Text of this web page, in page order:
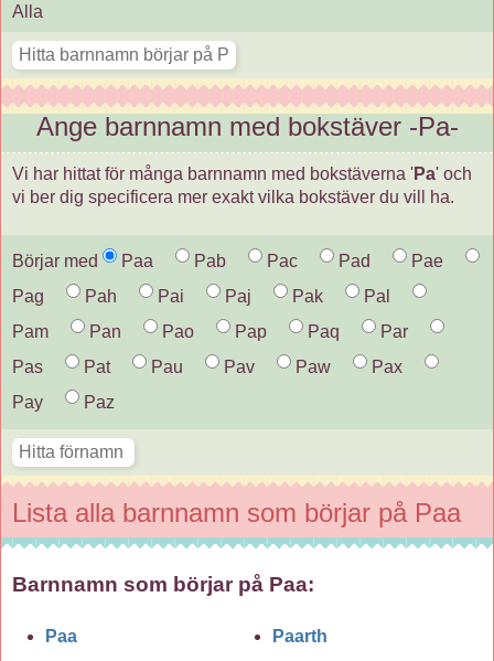
Alla
Ange barnnamn med bokstäver -Pa-
Vi har hittat för många barnnamn med bokstäverna 'Pa' och
vi ber dig specificera mer exakt vilka bokstäver du vill ha.
Börjar med Paa Pab Pac Pad
Pae
Pag
Pah Pai Paj Pak
Pal
Pam
Pan Pao Pap Paq
Par
Pas
Pat Pau Pav Paw
Pax
Pay
Paz
Lista alla barnnamn som börjar på Paa
Barnnamn som börjar på Paa:
Paa
Paarth